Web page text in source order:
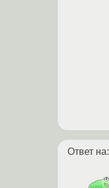
Ответ на: